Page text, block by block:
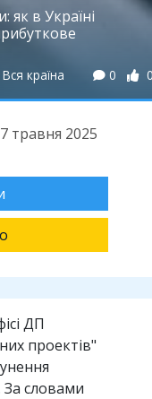
як в Україні
Вся країна 0
7 травня 2025
ДП
проектів"
словами